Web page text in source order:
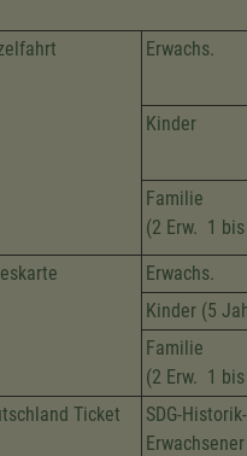
Erwachs.
Kinder
Familie
(2 Erw. 1
Erwachs.
Kinder (5
Familie
(2 Erw. 1
Ticket
SDG-
Erwachsener